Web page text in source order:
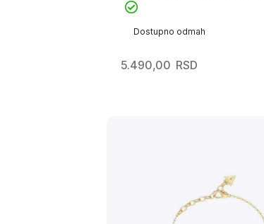
Dostupno odmah
5.490,00 RSD